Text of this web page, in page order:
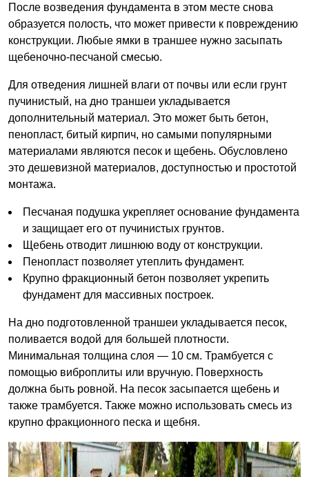
После возведения фундамента в этом месте снова
образуется полость, что может привести к повреждению
конструкции. Любые ямки в траншее нужно засыпать
щебеночно-песчаной смесью.
Для отведения лишней влаги от почвы или если грунт
пучинистый, на дно траншеи укладывается
дополнительный материал. Это может быть бетон,
пенопласт, битый кирпич, но самыми популярными
материалами являются песок и щебень. Обусловлено
это дешевизной материалов, доступностью и простотой
монтажа.
Песчаная подушка укрепляет основание фундамента
и защищает его от пучинистых грунтов.
Щебень отводит лишнюю воду от конструкции.
Пенопласт позволяет утеплить фундамент.
Крупно фракционный бетон позволяет укрепить
фундамент для массивных построек.
На дно подготовленной траншеи укладывается песок,
поливается водой для большей плотности.
Минимальная толщина слоя — 10 см. Трамбуется с
помощью виброплиты или вручную. Поверхность
должна быть ровной. На песок засыпается щебень и
также трамбуется. Также можно использовать смесь из
крупно фракционного песка и щебня.